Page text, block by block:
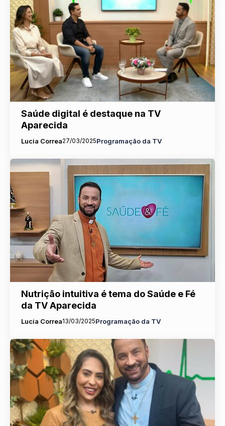
Saúde digital é destaque na TV
Aparecida
Lucia Correa27/03/2025Programação da TV
Nutrição intuitiva é tema do Saúde e Fé
da TV Aparecida
Lucia Correa13/03/2025Programação da TV